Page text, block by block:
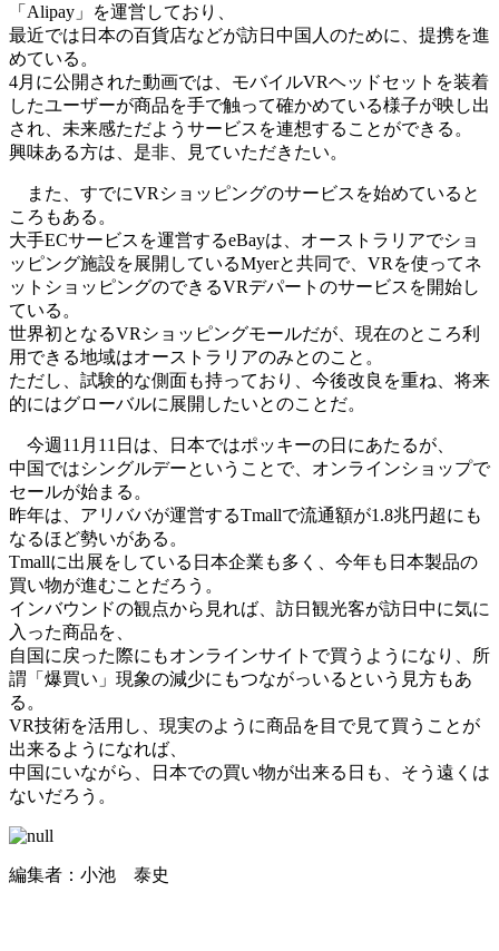
「Alipay」を運営しており、
最近では日本の百貨店などが訪日中国人のために、提携を進
めている。
4月に公開された動画では、モバイルVRヘッドセットを装着
したユーザーが商品を手で触って確かめている様子が映し出
され、未来感ただようサービスを連想することができる。
興味ある方は、是非、見ていただきたい。
また、すでにVRショッピングのサービスを始めていると
ころもある。
大手ECサービスを運営するeBayは、オーストラリアでショ
ッピング施設を展開しているMyerと共同で、VRを使ってネ
ットショッピングのできるVRデパートのサービスを開始し
ている。
世界初となるVRショッピングモールだが、現在のところ利
用できる地域はオーストラリアのみとのこと。
ただし、試験的な側面も持っており、今後改良を重ね、将来
的にはグローバルに展開したいとのことだ。
今週11月11日は、日本ではポッキーの日にあたるが、
中国ではシングルデーということで、オンラインショップで
セールが始まる。
昨年は、アリババが運営するTmallで流通額が1.8兆円超にも
なるほど勢いがある。
Tmallに出展をしている日本企業も多く、今年も日本製品の
買い物が進むことだろう。
インバウンドの観点から見れば、訪日観光客が訪日中に気に
入った商品を、
自国に戻った際にもオンラインサイトで買うようになり、所
謂「爆買い」現象の減少にもつながっいるという見方もあ
る。
VR技術を活用し、現実のように商品を目で見て買うことが
出来るようになれば、
中国にいながら、日本での買い物が出来る日も、そう遠くは
ないだろう。
編集者：小池 泰史